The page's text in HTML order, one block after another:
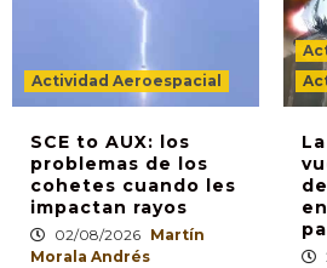
Actividad Aeroespacial
SCE to AUX: los
problemas de los
cohetes cuando les
impactan rayos
02/08/2026 Martín
Morala Andrés